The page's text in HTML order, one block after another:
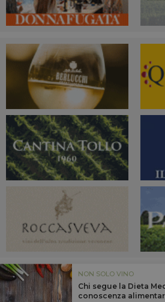
NON SOLO VINO
Chi segue la Dieta
conoscenza